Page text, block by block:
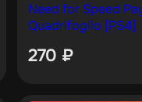
Need for Speed
Quadrifoglio [PS4]
270 ₽